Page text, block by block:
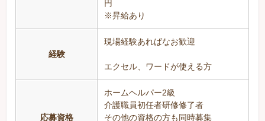
円
※昇給あり
経験
現場経験あればなお歓迎
エクセル、ワードが使える方
応募資格
ホームヘルパー2級
介護職員初任者研修修了者
その他の資格の方も同時募集